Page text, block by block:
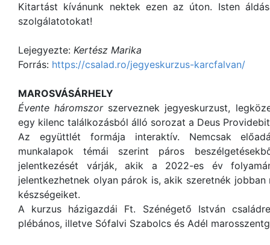
Kitartást kívánunk nektek ezen az úton. Isten
szolgálatotokat!
Lejegyezte: Kertész Marika
Forrás: https://csalad.ro/jegyeskurzus-karcfalvan/
MAROSVÁSÁRHELY
Évente háromszorszerveznek jegyeskurzust,
egy kilenc találkozásból álló sorozat a Deus
Az együttlét formája interaktív. Nemcsak
munkalapok témái szerint páros
jelentkezését várják, akik a 2022-es év
jelentkezhetnek olyan párok is, akik szeretnék
készségeiket.
A kurzus házigazdái Ft. Szénégető István
plébános, illetve Sófalvi Szabolcs és Adél